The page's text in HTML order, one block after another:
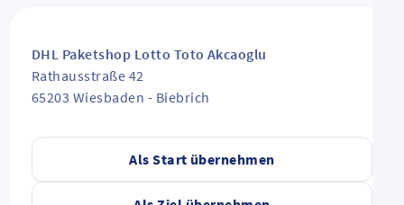
Als Start übernehmen
DHL Paketshop Lotto Toto Akcaoglu
Rathausstraße 42
65203 Wiesbaden - Biebrich